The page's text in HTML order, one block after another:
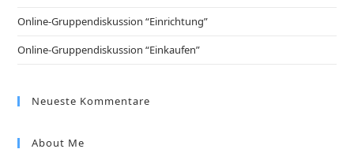
Online-Gruppendiskussion “Einrichtung”
Online-Gruppendiskussion “Einkaufen”
Neueste Kommentare
About Me